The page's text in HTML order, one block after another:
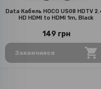
Data Кабель HOCO US08 HDTV
HD HDMI to HDMI 1m, Black
149 грн
Закончился